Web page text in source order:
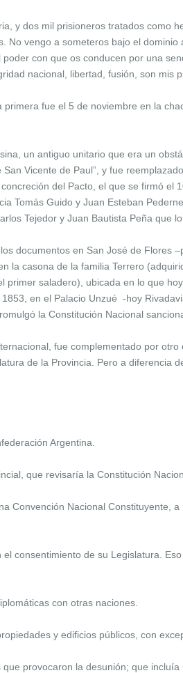
y dos mil prisioneros tratados como
No vengo a someteros bajo el
con que os conducen por una
nacional, libertad, fusión, son mis
fue el 5 de noviembre en la
un antiguo unitario que era un
de Paul”, y fue reemplazado
del Pacto, el que se firmó el
Tomás Guido y Juan Esteban
Tejedor y Juan Bautista Peña que
documentos en San José de Flores
la casona de la familia Terrero
primer saladero), ubicada en lo que
en el Palacio Unzué -hoy
la Constitución Nacional
fue complementado por
de la Provincia. Pero a diferencia
Argentina.
que revisaría la Constitución
Convención Nacional Constituyente,
consentimiento de su Legislatura.
con otras naciones.
y edificios públicos, con
provocaron la desunión; que